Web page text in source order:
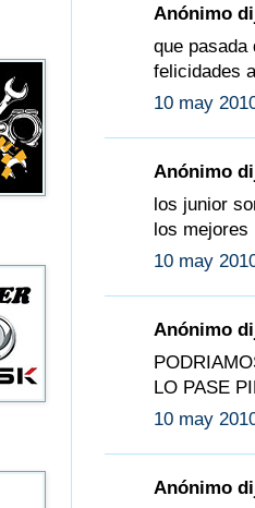
Anónimo
que pasada
felicidades
10 may
Anónimo
los junior
los mejores
10 may
Anónimo
LO PASE
10 may
Anónimo